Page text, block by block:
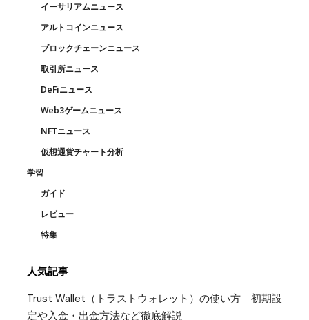
イーサリアムニュース
アルトコインニュース
ブロックチェーンニュース
取引所ニュース
DeFiニュース
Web3ゲームニュース
NFTニュース
仮想通貨チャート分析
学習
ガイド
レビュー
特集
人気記事
Trust Wallet（トラストウォレット）の使い方｜初期設
定や入金・出金方法など徹底解説